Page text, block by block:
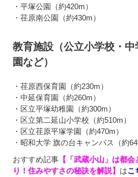
・平塚公園（約420m）
・荏原南公園（約430m）
教育施設（公立小学校・
園など）
・荏原西保育園（約230m）
・中延保育園（約260m）
・区立平塚幼稚園（約300m）
・区立第二延山小学校（約510m）
・区立荏原平塚学園（約470m）
・昭和大学 旗の台キャンパス（約
おすすめ記事 【「武蔵小山」は都
り！住みやすさの秘訣を解説】 はこ